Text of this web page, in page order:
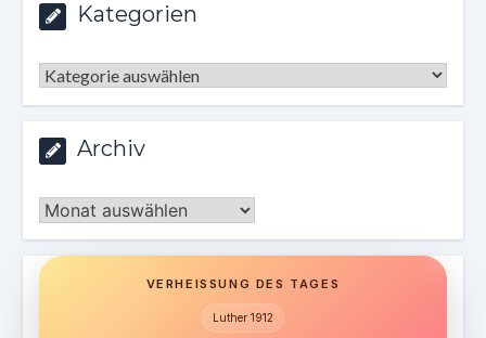
Kategorien
Kategorien
Archiv
Archiv
VERHEISSUNG DES TAGES
Luther 1912